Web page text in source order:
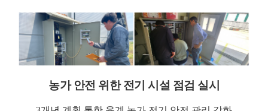
농가 안전 위한 전기 시설 점검 실시